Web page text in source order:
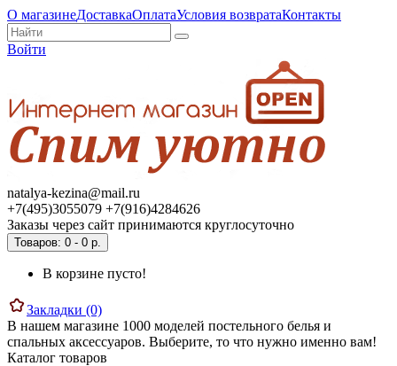
О магазинеДоставкаОплатаУсловия возвратаКонтакты
Войти
natalya-kezina@mail.ru
+7(495)3055079 +7(916)4284626
Заказы через сайт принимаются круглосуточно
Товаров: 0 - 0 р.
В корзине пусто!
Закладки (0)
В нашем магазине 1000 моделей постельного белья и
спальных аксессуаров. Выберите, то что нужно именно вам!
Каталог товаров